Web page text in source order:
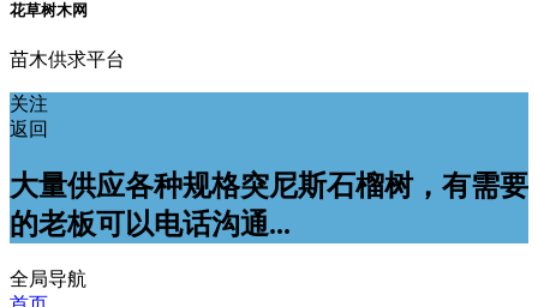
花草树木网
苗木供求平台
关注
返回
大量供应各种规格突尼斯石榴树，有需要
的老板可以电话沟通...
全局导航